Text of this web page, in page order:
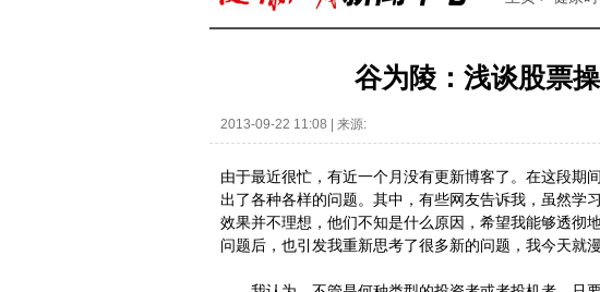
谷为陵：浅谈股票
2013-09-22 11:08 | 来源:
由于最近很忙，有近一个月没有更新博客了。在这段期
出了各种各样的问题。其中，有些网友告诉我，虽然学
效果并不理想，他们不知是什么原因，希望我能够透彻
问题后，也引发我重新思考了很多新的问题，我今天就